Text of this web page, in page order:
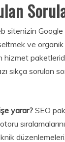
sitenizin Google
ve
hizmet
sıkça sorulan
yarar? SEO